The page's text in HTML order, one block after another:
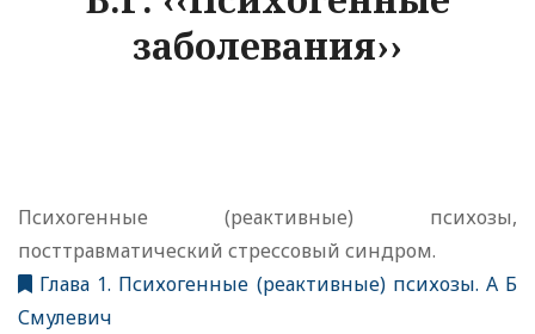
заболевания››
Психогенные (реактивные) психозы,
посттравматический стрессовый синдром.
Глава 1. Психогенные (реактивные) психозы. А Б
Смулевич